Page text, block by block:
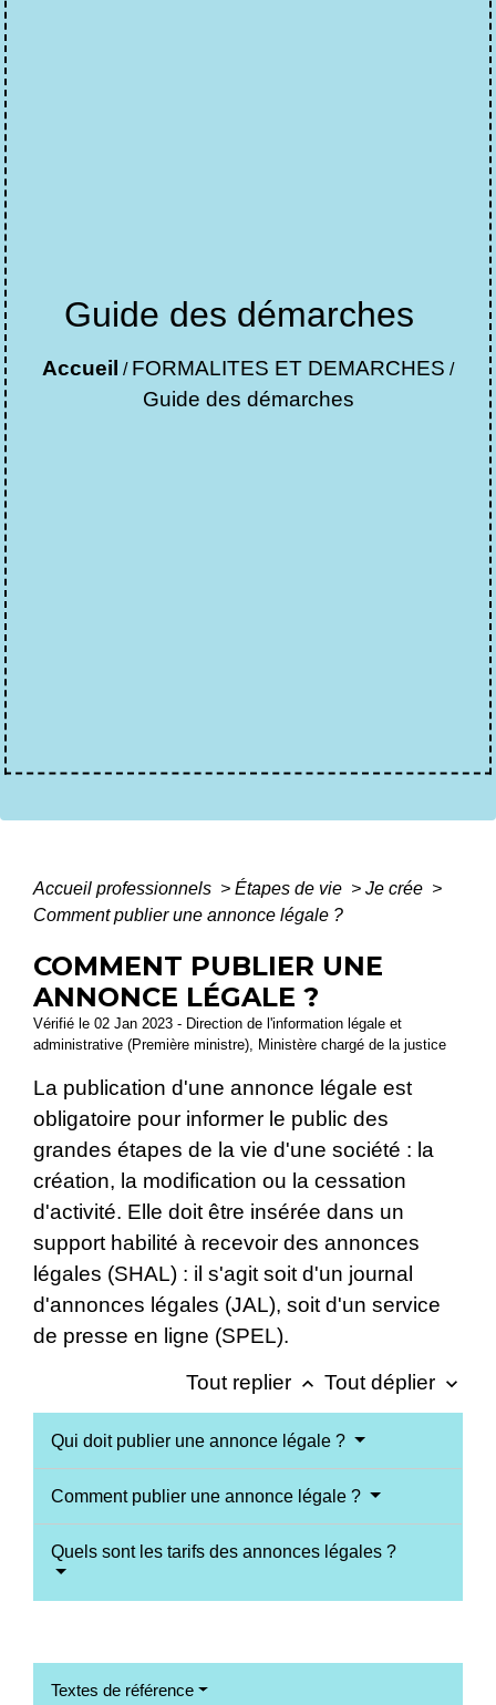
Guide des démarches
Accueil / FORMALITES ET DEMARCHES /
Guide des démarches
Accueil professionnels > Étapes de vie > Je crée >
Comment publier une annonce légale ?
COMMENT PUBLIER UNE
ANNONCE LÉGALE ?
Vérifié le 02 Jan 2023 - Direction de l'information légale et
administrative (Première ministre), Ministère chargé de la justice
La publication d'une annonce légale est
obligatoire pour informer le public des
grandes étapes de la vie d'une société : la
création, la modification ou la cessation
d'activité. Elle doit être insérée dans un
support habilité à recevoir des annonces
légales (SHAL) : il s'agit soit d'un journal
d'annonces légales (JAL), soit d'un service
de presse en ligne (SPEL).
Tout replier keyboard_arrow_up Tout déplier keyboard_arrow_down
Qui doit publier une annonce légale ?
Comment publier une annonce légale ?
Quels sont les tarifs des annonces légales ?
Textes de référence